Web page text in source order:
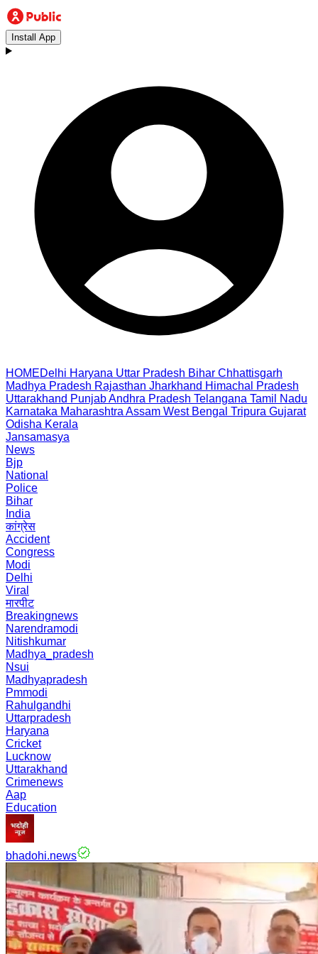
Install App
HOMEDelhi Haryana Uttar Pradesh Bihar Chhattisgarh
Madhya Pradesh Rajasthan Jharkhand Himachal Pradesh
Uttarakhand PunjabAndhra Pradesh Telangana Tamil Nadu
Karnataka Maharashtra Assam West Bengal Tripura Gujarat
Odisha Kerala
Jansamasya
News
Bjp
National
Police
Bihar
India
कांग्रेस
Accident
Congress
Modi
Delhi
Viral
मारपीट
Breakingnews
Narendramodi
Nitishkumar
Madhya_pradesh
Nsui
Madhyapradesh
Pmmodi
Rahulgandhi
Uttarpradesh
Haryana
Cricket
Lucknow
Uttarakhand
Crimenews
Aap
Education
bhadohi.news